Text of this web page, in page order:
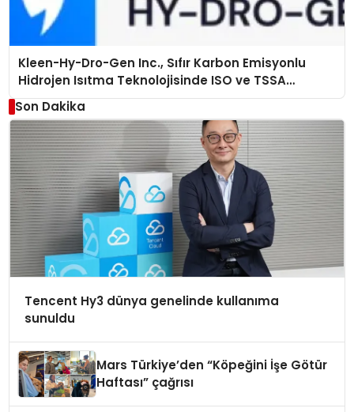
Kleen-Hy-Dro-Gen Inc., Sıfır Karbon Emisyonlu
Hidrojen Isıtma Teknolojisinde ISO ve TSSA
Düzenleyici Onaylarını Aldı
Son Dakika
Tencent Hy3 dünya genelinde kullanıma
sunuldu
Mars Türkiye’den “Köpeğini İşe Götür
Haftası” çağrısı